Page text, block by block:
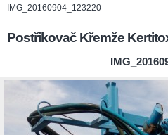
IMG_20160904_123220
Postřikovač Křemže